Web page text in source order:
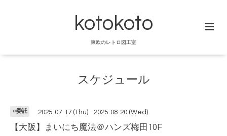
kotokoto
東欧のレトロ図工室
スケジュール
○委託 2025-07-17 (Thu) - 2025-08-20 (Wed)
【大阪】まいにち魔法＠ハンズ梅田10F